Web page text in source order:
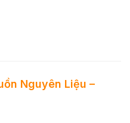
Nguyên Liệu –